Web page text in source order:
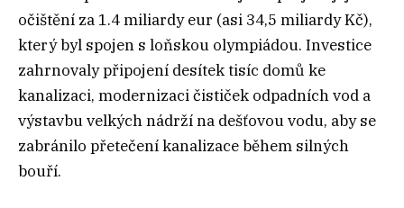
očištění za 1.4 miliardy eur (asi 34,5 miliardy Kč),
který byl spojen s loňskou olympiádou. Investice
zahrnovaly připojení desítek tisíc domů ke
kanalizaci, modernizaci čističek odpadních vod a
výstavbu velkých nádrží na dešťovou vodu, aby se
zabránilo přetečení kanalizace během silných
bouří.